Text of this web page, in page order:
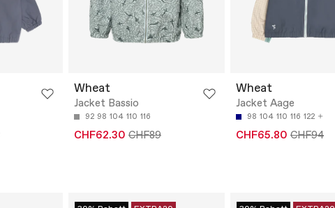
Wheat
Jacket Bassio
92 98 104 110 116
CHF62.30 CHF89
Wheat
Jacket Aage
98 104 110 116 122
CHF65.80 CHF94